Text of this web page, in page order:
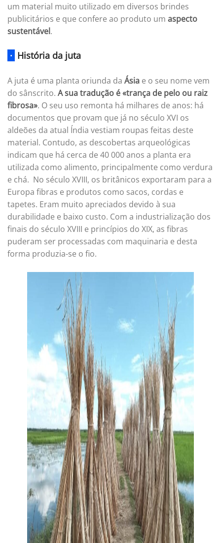
um material muito utilizado em diversos brindes
publicitários e que confere ao produto um aspecto
sustentável.
· História da juta
A juta é uma planta oriunda da Ásia e o seu nome vem
do sânscrito. A sua tradução é «trança de pelo ou raiz
fibrosa». O seu uso remonta há milhares de anos: há
documentos que provam que já no século XVI os
aldeões da atual Índia vestiam roupas feitas deste
material. Contudo, as descobertas arqueológicas
indicam que há cerca de 40 000 anos a planta era
utilizada como alimento, principalmente como verdura
e chá. No século XVIII, os britânicos exportaram para a
Europa fibras e produtos como sacos, cordas e
tapetes. Eram muito apreciados devido à sua
durabilidade e baixo custo. Com a industrialização dos
finais do século XVIII e princípios do XIX, as fibras
puderam ser processadas com maquinaria e desta
forma produzia-se o fio.